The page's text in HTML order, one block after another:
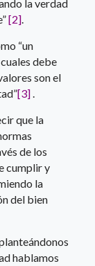
la verdad
[2].
“un
debe
son el
[3].
que la
de los
cumplir y
la
del bien
hablamos